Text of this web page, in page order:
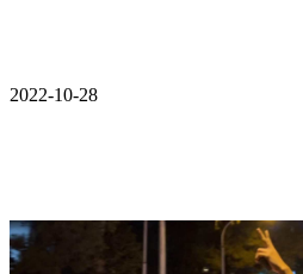
2022-10-28